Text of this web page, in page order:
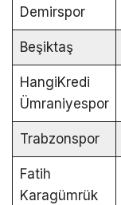
Demirspor
Beşiktaş
HangiKredi
Ümraniyespor
Trabzonspor
Fatih
Karagümrük